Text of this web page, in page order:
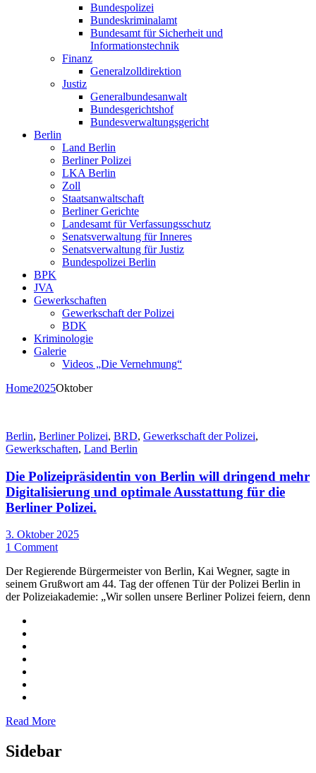
Bundespolizei
Bundeskriminalamt
Bundesamt für Sicherheit und
Informationstechnik
Finanz
Generalzolldirektion
Justiz
Generalbundesanwalt
Bundesgerichtshof
Bundesverwaltungsgericht
Berlin
Land Berlin
Berliner Polizei
LKA Berlin
Zoll
Staatsanwaltschaft
Berliner Gerichte
Landesamt für Verfassungsschutz
Senatsverwaltung für Inneres
Senatsverwaltung für Justiz
Bundespolizei Berlin
BPK
JVA
Gewerkschaften
Gewerkschaft der Polizei
BDK
Kriminologie
Galerie
Videos „Die Vernehmung“
Home2025Oktober
Berlin, Berliner Polizei, BRD, Gewerkschaft der Polizei,
Gewerkschaften, Land Berlin
Die Polizeipräsidentin von Berlin will dringend mehr
Digitalisierung und optimale Ausstattung für die
Berliner Polizei.
3. Oktober 2025
1 Comment
Der Regierende Bürgermeister von Berlin, Kai Wegner, sagte in
seinem Grußwort am 44. Tag der offenen Tür der Polizei Berlin in
der Polizeiakademie: „Wir sollen unsere Berliner Polizei feiern, denn
Read More
Sidebar